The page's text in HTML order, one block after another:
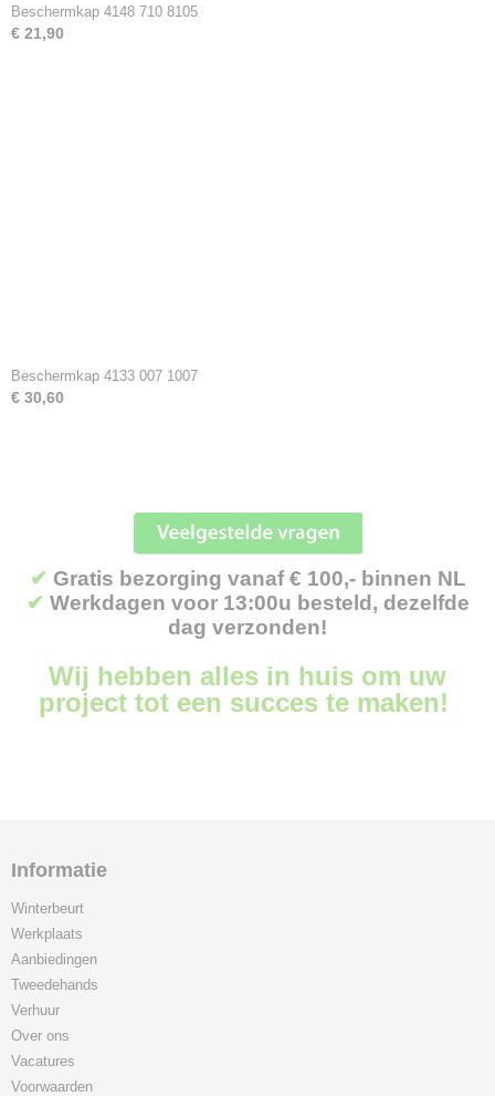
Beschermkap 4148 710 8105
€ 21,90
Beschermkap 4133 007 1007
€ 30,60
✔ Gratis bezorging vanaf € 100,- binnen NL
✔ Werkdagen voor 13:00u besteld, dezelfde
dag verzonden!
Wij hebben alles in huis om uw
project tot een succes te maken!
Informatie
Winterbeurt
Werkplaats
Aanbiedingen
Tweedehands
Verhuur
Over ons
Vacatures
Voorwaarden